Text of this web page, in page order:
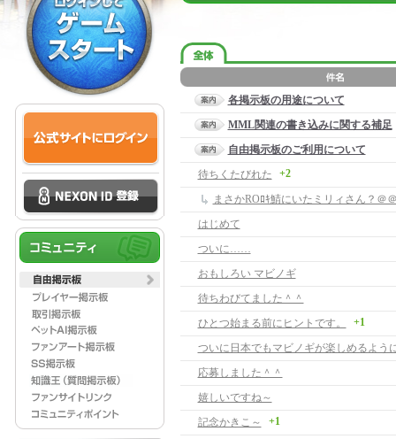
各掲示板の用途について
MML関連の書き込みに関する補足
自由掲示板のご利用について
待ちくたびれた
+2
まさかROﾛｷ鯖にいたミリィさん？＠
はじめて
ついに……
おもしろい マビノギ
待ちわびてました＾＾
ひとつ始まる前にヒントです。
+1
応募しました＾＾
嬉しいですね～
記念かきこ～
+1